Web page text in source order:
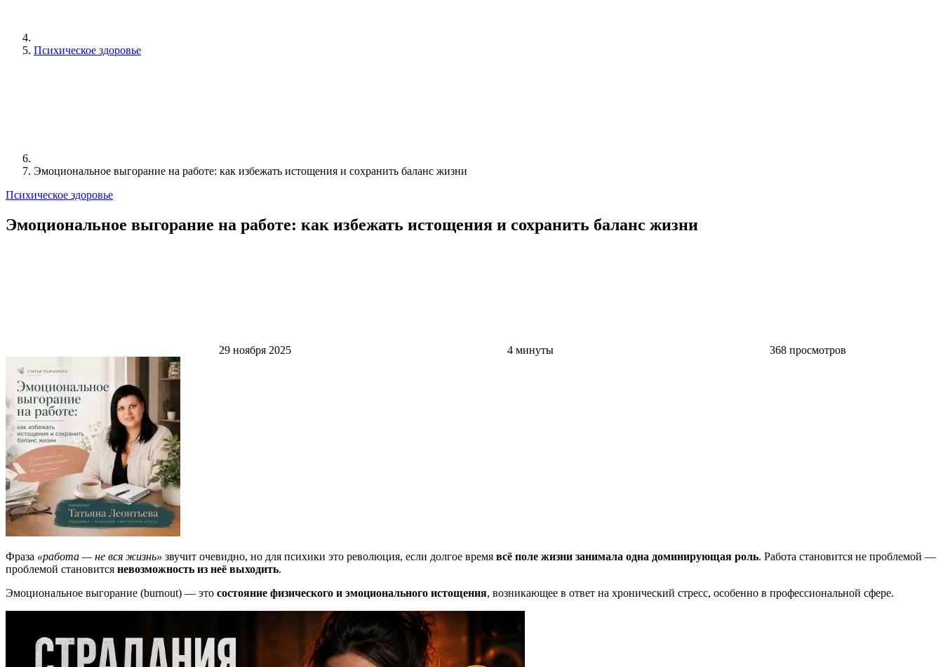
Психическое здоровье
Эмоциональное выгорание на работе: как избежать истощения и сохранить баланс жизни
Психическое здоровье
Эмоциональное выгорание на работе: как избежать истощения и сохранить баланс жизни
29 ноября 2025 4 минуты 368 просмотров
Фраза «работа — не вся жизнь» звучит очевидно, но для психики это революция, если долгое время всё поле жизни занимала одна доминирующая роль. Работа становится не проблемой —
проблемой становится невозможность из неё выходить.
Эмоциональное выгорание (burnout) — это состояние физического и эмоционального истощения, возникающее в ответ на хронический стресс, особенно в профессиональной сфере.